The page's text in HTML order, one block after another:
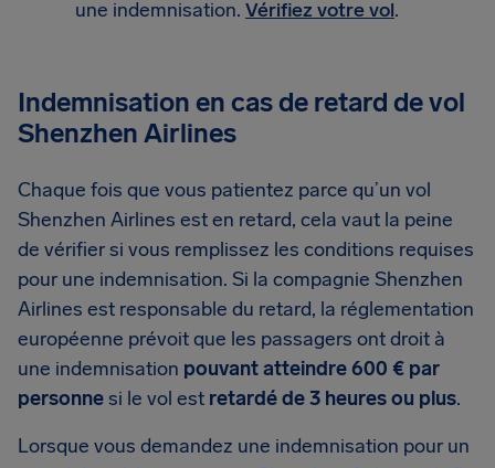
une indemnisation. Vérifiez votre vol.
Indemnisation en cas de retard de vol
Shenzhen Airlines
Chaque fois que vous patientez parce qu’un vol
Shenzhen Airlines est en retard, cela vaut la peine
de vérifier si vous remplissez les conditions requises
pour une indemnisation. Si la compagnie Shenzhen
Airlines est responsable du retard, la réglementation
européenne prévoit que les passagers ont droit à
une indemnisation pouvant atteindre 600 € par
personnesi le vol est retardé de 3 heures ou plus.
Lorsque vous demandez une indemnisation pour un